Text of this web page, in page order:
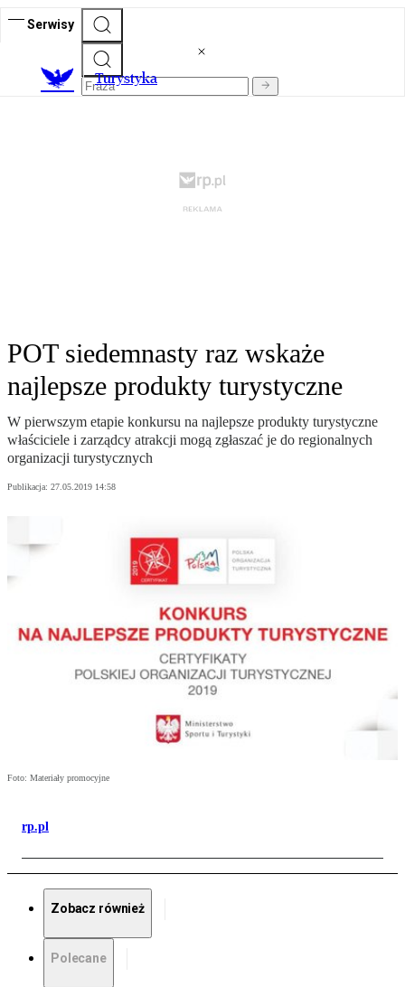
Serwisy
Turystyka
POT siedemnasty raz wskaże
najlepsze produkty turystyczne
W pierwszym etapie konkursu na najlepsze produkty turystyczne
właściciele i zarządcy atrakcji mogą zgłaszać je do regionalnych
organizacji turystycznych
Publikacja: 27.05.2019 14:58
Foto: Materiały promocyjne
rp.pl
Zobacz również
Polecane